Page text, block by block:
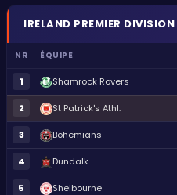
IRELAND PREMIER DIVISION
NR ÉQUIPE
1 Shamrock Rovers
2 St Patrick's Athl.
3 Bohemians
4 Dundalk
5 Shelbourne